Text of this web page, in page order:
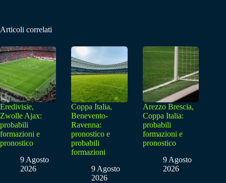
Articoli correlati
Eredivisie,
Zwolle Ajax:
probabili
formazioni e
pronostico
9 Agosto
2026
Coppa Italia,
Benevento-
Ravenna:
pronostico e
probabili
formazioni
9 Agosto
2026
Arezzo Brescia,
Coppa Italia:
probabili
formazioni e
pronostico
9 Agosto
2026